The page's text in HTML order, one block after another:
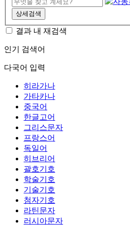
상세검색
결과 내 재검색
인기 검색어
다국어 입력
히라가나
가타카나
중국어
한글고어
그리스문자
프랑스어
독일어
히브리어
괄호기호
학술기호
기술기호
첨자기호
라틴문자
러시아문자